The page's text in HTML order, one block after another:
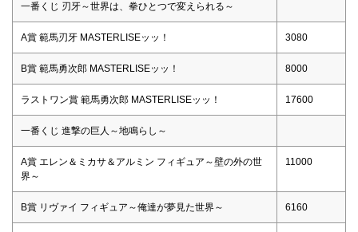
一番くじ 刃牙～世界は、拳ひとつで変えられる～
A賞 範馬刃牙 MASTERLISEッッ！ 3080
B賞 範馬勇次郎 MASTERLISEッッ！ 8000
ラストワン賞 範馬勇次郎 MASTERLISEッッ！ 17600
一番くじ 進撃の巨人～地鳴らし～
A賞 エレン＆ミカサ＆アルミン フィギュア～壁の外の世
界～
11000
B賞 リヴァイ フィギュア～俺達が夢見た世界～ 6160